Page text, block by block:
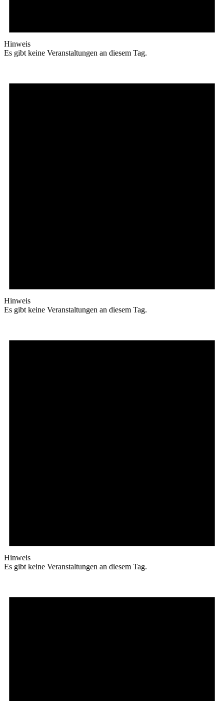
Hinweis
Es gibt keine Veranstaltungen an diesem Tag.
Hinweis
Es gibt keine Veranstaltungen an diesem Tag.
Hinweis
Es gibt keine Veranstaltungen an diesem Tag.